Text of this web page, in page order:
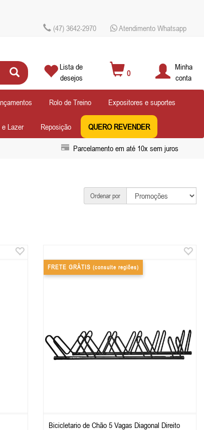
(47) 3642-2970 Atendimento Whatsapp
Lista de
desejos
0
Minha
conta
Rolo de Treino Expositores e suportes
Lazer Reposição QUERO REVENDER
Parcelamento em até 10x sem juros
Ordenar por
FRETE GRÁTIS (consulte regiões)
Bicicletario de Chão 5 Vagas Diagonal Direito